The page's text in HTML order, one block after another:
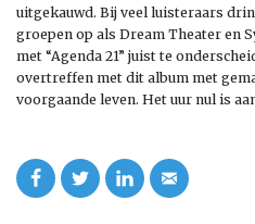
uitgekauwd. Bij veel luisteraars
groepen op als Dream Theater en
met “Agenda 21” juist te
overtreffen met dit album met
voorgaande leven. Het uur nul is